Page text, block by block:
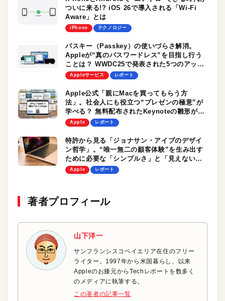
ついに来る!? iOS 26で導入される「Wi-Fi
Aware」とは
iPhone テクノロジー
パスキー（Passkey）の使いづらさ解消。
Appleが“真のパスワードレス”を目指し行う
ことは？ WWDC25で発表された5つのアップ
デートを読み解く
Appleサービス レポート
Apple公式「親にMacを買ってもらう方
法」。社会人にも役立つ“プレゼンの極意”が
学べる？ 無料配布されたKeynoteの雛形が面
白い
Apple レポート
特許から見る「ジョナサン・アイブのデザイ
ン哲学」。“唯一無二の顧客体験”を生み出す
ために必要な「シンプルさ」と「見えない機
能」とは？
Apple レポート
著者プロフィール
山下洋一
サンフランシスコベイエリア在住のフリー
ライター。1997年から米国暮らし、以来
Appleのお膝元からTechレポートを数多く
のメディアに執筆する。
この著者の記事一覧